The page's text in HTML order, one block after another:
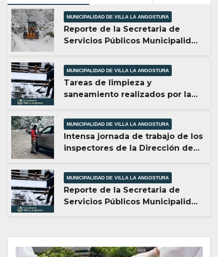
MUNICIPALIDAD DE VILLA LA ANGOSTURA
Reporte de la Secretaria de
Servicios Públicos Municipalidad
-20:00HS
MUNICIPALIDAD DE VILLA LA ANGOSTURA
Tareas de limpieza y
saneamiento realizados por la
MUNICIPALIDAD DE VILLA LA ANGOSTURA
Intensa jornada de trabajo de los
inspectores de la Dirección de
Municipalidad de Villa La
Angostura
MUNICIPALIDAD DE VILLA LA ANGOSTURA
Reporte de la Secretaria de
Servicios Públicos Municipalidad